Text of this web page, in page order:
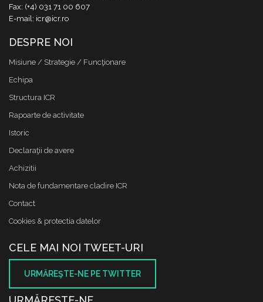
Fax: (+4) 031 71 00 607
E-mail: icr@icr.ro
DESPRE NOI
Misiune / Strategie / Funcţionare
Echipa
Structura ICR
Rapoarte de activitate
Istoric
Declaraţii de avere
Achizitii
Nota de fundamentare cladire ICR
Contact
Cookies & protectia datelor
CELE MAI NOI TWEET-URI
URMĂREŞTE-NE PE TWITTER